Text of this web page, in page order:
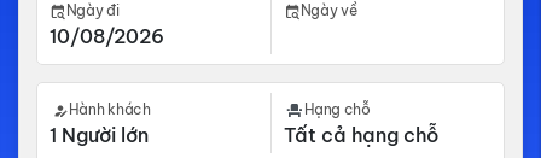
Ngày đi Ngày về
Hành khách Hạng chỗ